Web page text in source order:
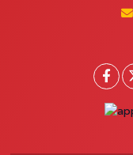
Osmangazi Mahallesi
YUSUF ARASINDA, TARIM
0 (506) 466 78 60